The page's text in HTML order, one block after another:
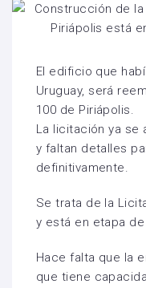
El edificio que
Uruguay, será
100 de Piriápolis.
La licitación ya se
y faltan detalles
definitivamente.
Se trata de la
y está en etapa
Hace falta que la
que tiene